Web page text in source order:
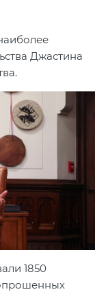
Джастина
1850